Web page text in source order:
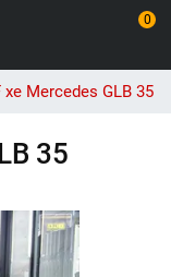
0
xe Mercedes GLB 35
35